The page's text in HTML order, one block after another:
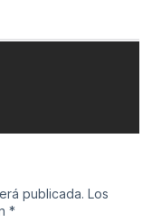
publicada. Los
*